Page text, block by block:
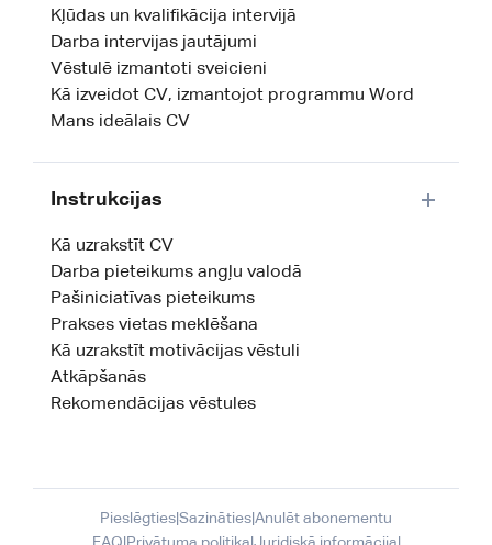
Kļūdas un kvalifikācija intervijā
Darba intervijas jautājumi
Vēstulē izmantoti sveicieni
Kā izveidot CV, izmantojot programmu Word
Mans ideālais CV
Instrukcijas
Kā uzrakstīt CV
Darba pieteikums angļu valodā
Pašiniciatīvas pieteikums
Prakses vietas meklēšana
Kā uzrakstīt motivācijas vēstuli
Atkāpšanās
Rekomendācijas vēstules
Pieslēgties Sazināties Anulēt abonementu